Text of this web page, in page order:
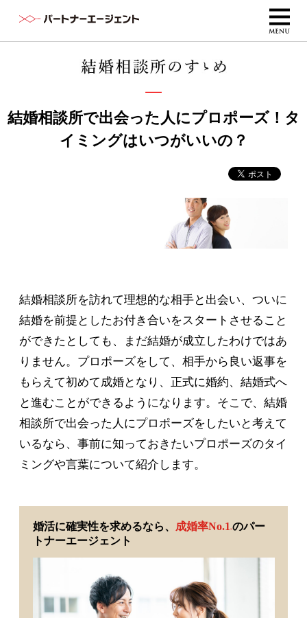
結婚相談所で出会った人にプロポーズ！タ
イミングはいつがいいの？
結婚相談所を訪れて理想的な相手と出会い、ついに
結婚を前提としたお付き合いをスタートさせること
ができたとしても、まだ結婚が成立したわけではあ
りません。プロポーズをして、相手から良い返事を
もらえて初めて成婚となり、正式に婚約、結婚式へ
と進むことができるようになります。そこで、結婚
相談所で出会った人にプロポーズをしたいと考えて
いるなら、事前に知っておきたいプロポーズのタイ
ミングや言葉について紹介します。
婚活に確実性を求めるなら、 成婚率No.1 ※のパー
トナーエージェント